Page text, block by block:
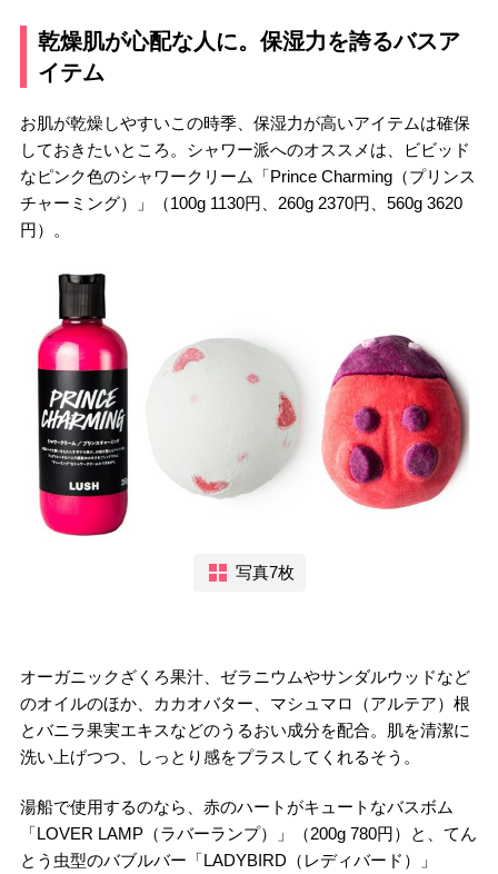
乾燥肌が心配な人に。保湿力を誇るバスア
イテム
お肌が乾燥しやすいこの時季、保湿力が高いアイテムは確保
しておきたいところ。シャワー派へのオススメは、ビビッド
なピンク色のシャワークリーム「Prince Charming（プリンス
チャーミング）」（100g 1130円、260g 2370円、560g 3620
円）。
写真7枚
オーガニックざくろ果汁、ゼラニウムやサンダルウッドなど
のオイルのほか、カカオバター、マシュマロ（アルテア）根
とバニラ果実エキスなどのうるおい成分を配合。肌を清潔に
洗い上げつつ、しっとり感をプラスしてくれるそう。
湯船で使用するのなら、赤のハートがキュートなバスボム
「LOVER LAMP（ラバーランプ）」（200g 780円）と、てん
とう虫型のバブルバー「LADYBIRD（レディバード）」